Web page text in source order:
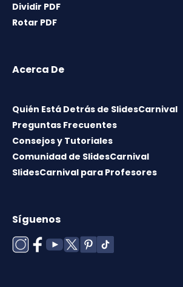
Dividir PDF
Rotar PDF
Acerca De
Quién Está Detrás de SlidesCarnival
Preguntas Frecuentes
Consejos y Tutoriales
Comunidad de SlidesCarnival
SlidesCarnival para Profesores
Síguenos